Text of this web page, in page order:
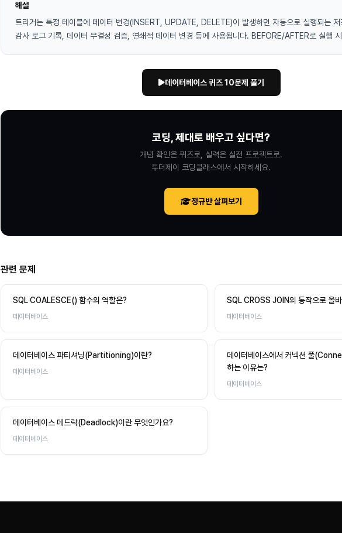
해설
트리거는 특정 테이블에 데이터 변경(INSERT, UPDATE, DELETE)이 발생하면 자동으로 실행되는 저
감사 로그 기록, 데이터 무결성 검증, 연쇄적 데이터 변경 등에 사용됩니다. BEFORE/AFTER로 실행
데이터베이스 퀴즈 10문제 풀기
코딩, 제대로 배우고 싶다면?
개념 확인은 퀴즈로, 실력은 실전 프로젝트로.
투더제이 코딩클래스에서 시작하세요.
정규반 살펴보기
관련 문제
SQL COALESCE() 함수의 역할은?
데이터베이스
SQL CROSS JOIN의 동작으로 올
데이터베이스
데이터베이스 파티셔닝(Partitioning)이란?
데이터베이스
데이터베이스에서 커넥션 풀
하는 이유는?
데이터베이스
데이터베이스 데드락(Deadlock)이란 무엇인가요?
데이터베이스